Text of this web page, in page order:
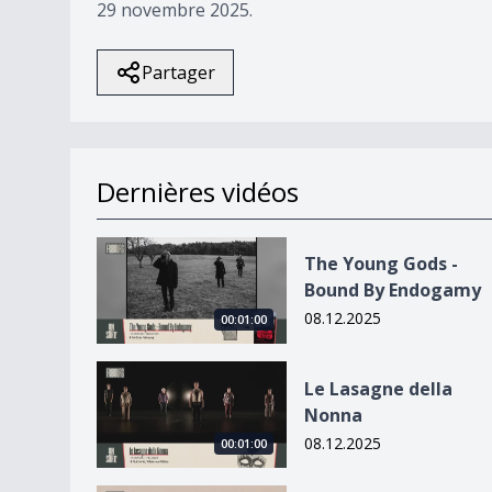
29 novembre 2025.
Partager
Dernières vidéos
The Young Gods - Bound By Endogamy
00:01:00
The Young Gods -
Bound By Endogamy
08.12.2025
Le Lasagne della Nonna
00:01:00
Le Lasagne della
Nonna
08.12.2025